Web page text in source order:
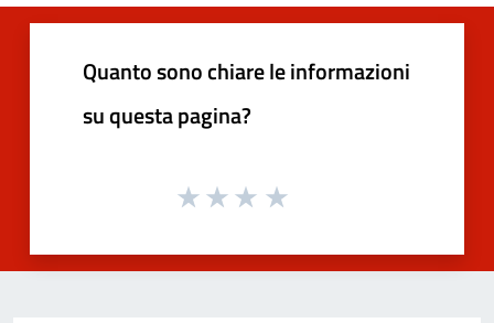
Quanto sono chiare le informazioni
su questa pagina?